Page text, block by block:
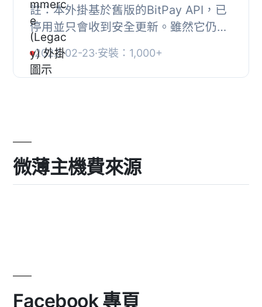
註：本外掛基於舊版的BitPay API，已
停用並只會收到安全更新。雖然它仍可
正常運作，但不會有任何新功能。我們
鼓勵你使用我們更現代和積極開發的
BTCPay for Wo...
2022-02-23·安裝：1,000+
微薄主機費來源
Facebook 專頁